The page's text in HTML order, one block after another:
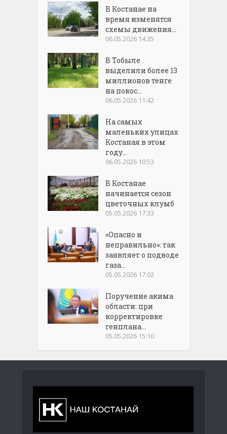
В Костанае на
время изменятся
схемы движения...
06.05.2026 14:35
В Тобыле
выделили более 13
миллионов тенге
на покос...
06.05.2026 11:42
На самых
маленьких улицах
Костаная в этом
году...
06.05.2026 10:53
В Костанае
начинается сезон
цветочных клумб
05.05.2026 17:33
«Опасно и
неправильно»: так
заявляет о подводе
газа...
05.05.2026 17:02
Поручение акима
области: при
корректировке
генплана...
05.05.2026 15:10